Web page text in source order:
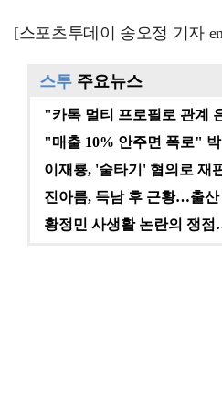
[스포츠투데이 송오정 기자
스투 주요뉴스
"매출 10% 안주면 폭로"